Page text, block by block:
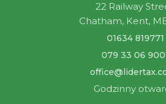
22 Railway
Chatham, Kent,
01634 819771
079 33 06
Godzinny